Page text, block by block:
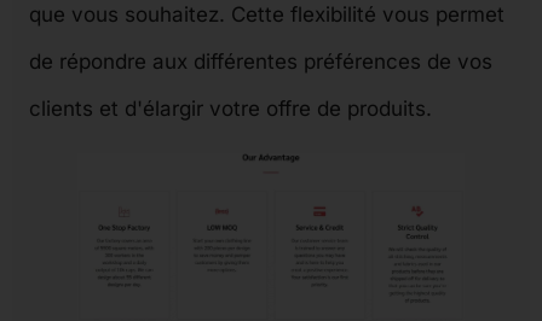
que vous souhaitez. Cette flexibilité vous permet
de répondre aux différentes préférences de vos
clients et d'élargir votre offre de produits.